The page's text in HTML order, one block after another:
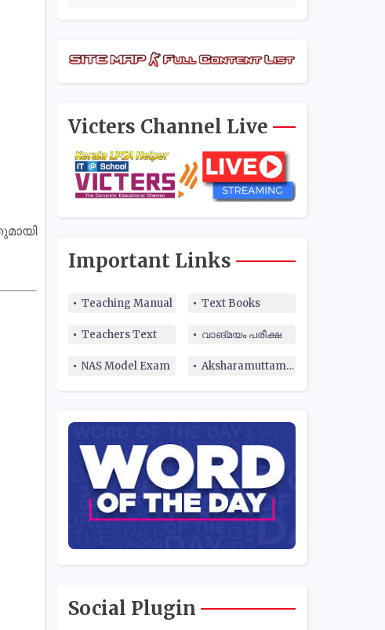
Victers Channel Live
Important Links
Teaching Manual Text Books
Teachers Text വാങ്മയം പരീക്ഷ
NAS Model Exam Aksharamuttam Quiz
Social Plugin